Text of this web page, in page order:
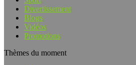
Divertissement
Blogs
Vidéos
Promotions
Thèmes du moment